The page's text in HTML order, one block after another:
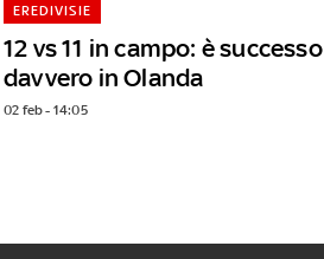
12 vs 11 in campo: è successo
davvero in Olanda
EREDIVISIE
02 feb - 14:05